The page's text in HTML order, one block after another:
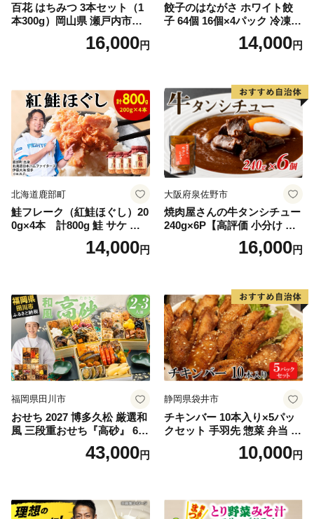
百花 はちみつ 3本セット（1
本300g）岡山県 瀬戸内市産
石黒農園 ヨーグルト パン 砂
糖の代わり 香り高い いい香
16,000円
餃子のはながさ ホワイト餃
子 64個 16個×4パック 冷凍
中華 点心 B級グルメ ご当地
野菜 おつまみ おかず 簡単調
ー ギフト お取り寄せ 日高市
14,000円
北海道鹿部町
鮭フレーク（紅鮭ほぐし）20
0g×4本 計800g 鮭 サケ 鮭
ほぐし サケフレーク シャケ
フレーク 鮭フレーク14,000円
大阪府泉佐野市
焼肉屋さんの牛タンシチュー
240g×6P【高評価 小分け 惣
菜 牛たん 一人暮らし 冷凍】
16,000円
福岡県田川市
おせち 2027 博多久松 厳選和
風 三段重おせち『高砂』 6.5
寸 3段重 2～3人前 おせち料
理 重箱 お正月 冷凍おせち 縁
ち 本格おせち おせち予約 年
末 年始 お取り寄せ 新春 贅沢
43,000円
静岡県袋井市
チキンバー 10本入り×5パッ
クセット 手羽先 惣菜 弁当 お
かず お酒 おつまみ ギフト キ
ャンプ アウトドア キャンプ
10,000円